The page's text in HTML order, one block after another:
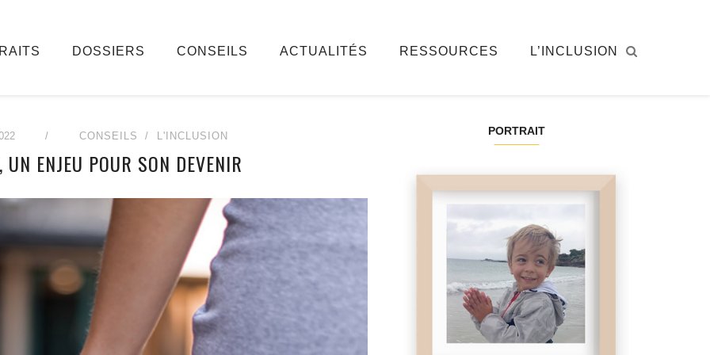
DOSSIERS CONSEILS ACTUALITÉS RESSOURCES L’INCLUSION
/ CONSEILS L'INCLUSION
UN ENJEU POUR SON DEVENIR
PORTRAIT